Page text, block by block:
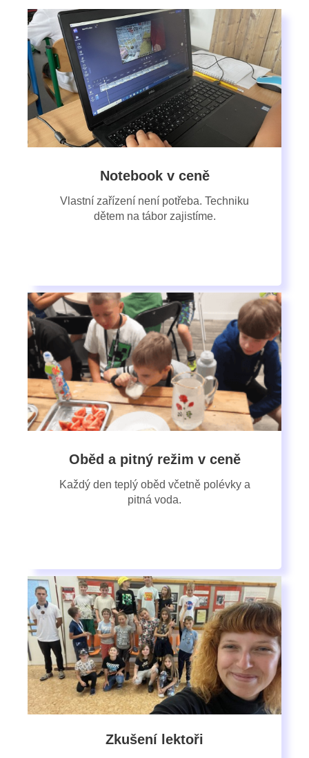
Notebook v ceně
Vlastní zařízení není potřeba. Techniku
dětem na tábor zajistíme.
Oběd a pitný režim v ceně
Každý den teplý oběd včetně polévky a
pitná voda.
Zkušení lektoři